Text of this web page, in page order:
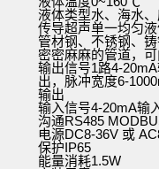
液体类型水、海水
传导超声单一均匀
管材钢、不锈钢、
密密麻麻的管道，
输出信号1路4-
出，脉冲宽度6-
输出
输入信号4-20mA输
沟通RS485
电源DC8-36V 或
保护IP65
能量消耗1.5W